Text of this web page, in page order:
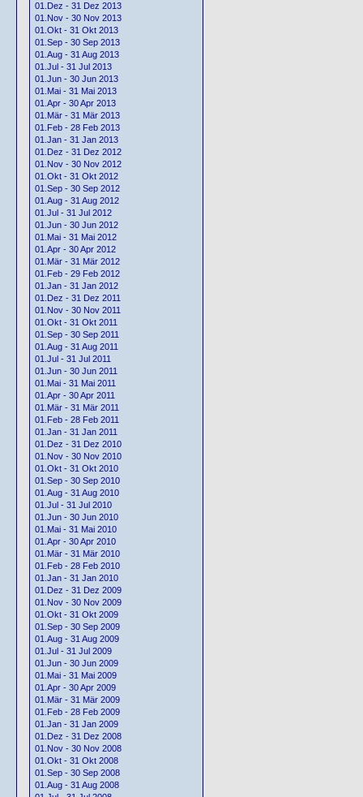
01.Dez - 31 Dez 2013
01.Nov - 30 Nov 2013
01.Okt - 31 Okt 2013
01.Sep - 30 Sep 2013
01.Aug - 31 Aug 2013
01.Jul - 31 Jul 2013
01.Jun - 30 Jun 2013
01.Mai - 31 Mai 2013
01.Apr - 30 Apr 2013
01.Mär - 31 Mär 2013
01.Feb - 28 Feb 2013
01.Jan - 31 Jan 2013
01.Dez - 31 Dez 2012
01.Nov - 30 Nov 2012
01.Okt - 31 Okt 2012
01.Sep - 30 Sep 2012
01.Aug - 31 Aug 2012
01.Jul - 31 Jul 2012
01.Jun - 30 Jun 2012
01.Mai - 31 Mai 2012
01.Apr - 30 Apr 2012
01.Mär - 31 Mär 2012
01.Feb - 29 Feb 2012
01.Jan - 31 Jan 2012
01.Dez - 31 Dez 2011
01.Nov - 30 Nov 2011
01.Okt - 31 Okt 2011
01.Sep - 30 Sep 2011
01.Aug - 31 Aug 2011
01.Jul - 31 Jul 2011
01.Jun - 30 Jun 2011
01.Mai - 31 Mai 2011
01.Apr - 30 Apr 2011
01.Mär - 31 Mär 2011
01.Feb - 28 Feb 2011
01.Jan - 31 Jan 2011
01.Dez - 31 Dez 2010
01.Nov - 30 Nov 2010
01.Okt - 31 Okt 2010
01.Sep - 30 Sep 2010
01.Aug - 31 Aug 2010
01.Jul - 31 Jul 2010
01.Jun - 30 Jun 2010
01.Mai - 31 Mai 2010
01.Apr - 30 Apr 2010
01.Mär - 31 Mär 2010
01.Feb - 28 Feb 2010
01.Jan - 31 Jan 2010
01.Dez - 31 Dez 2009
01.Nov - 30 Nov 2009
01.Okt - 31 Okt 2009
01.Sep - 30 Sep 2009
01.Aug - 31 Aug 2009
01.Jul - 31 Jul 2009
01.Jun - 30 Jun 2009
01.Mai - 31 Mai 2009
01.Apr - 30 Apr 2009
01.Mär - 31 Mär 2009
01.Feb - 28 Feb 2009
01.Jan - 31 Jan 2009
01.Dez - 31 Dez 2008
01.Nov - 30 Nov 2008
01.Okt - 31 Okt 2008
01.Sep - 30 Sep 2008
01.Aug - 31 Aug 2008